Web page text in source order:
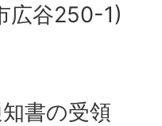
広谷250-1)
書の受領